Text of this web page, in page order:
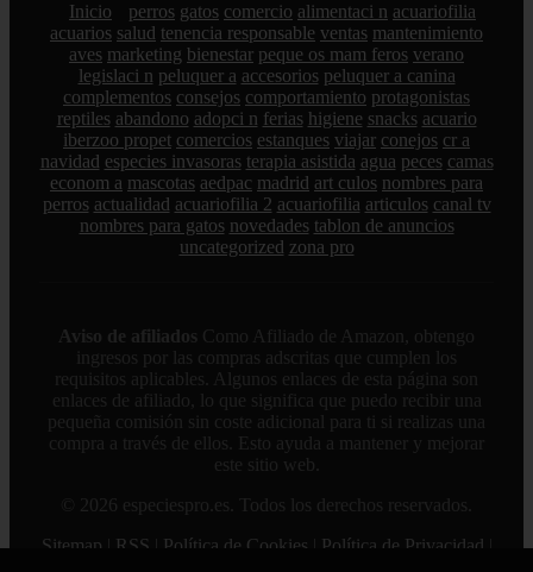
Inicio perros gatos comercio alimentaci n acuariofilia
acuarios salud tenencia responsable ventas mantenimiento
aves marketing bienestar peque os mam feros verano
legislaci n peluquer a accesorios peluquer a canina
complementos consejos comportamiento protagonistas
reptiles abandono adopci n ferias higiene snacks acuario
iberzoo propet comercios estanques viajar conejos cr a
navidad especies invasoras terapia asistida agua peces camas
econom a mascotas aedpac madrid art culos nombres para
perros actualidad acuariofilia 2 acuariofilia articulos canal tv
nombres para gatos novedades tablon de anuncios
uncategorized zona pro
Aviso de afiliados Como Afiliado de Amazon, obtengo
ingresos por las compras adscritas que cumplen los
requisitos aplicables. Algunos enlaces de esta página son
enlaces de afiliado, lo que significa que puedo recibir una
pequeña comisión sin coste adicional para ti si realizas una
compra a través de ellos. Esto ayuda a mantener y mejorar
este sitio web.
© 2026 especiespro.es. Todos los derechos reservados.
Sitemap
RSS Política de Cookies Política de Privacidad